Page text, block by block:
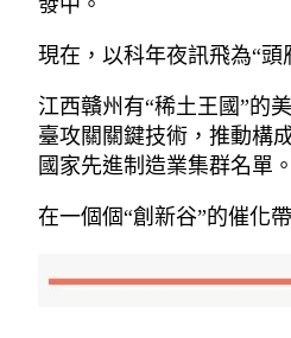
發中。
現在，以科年夜訊飛為“
江西贛州有“稀土王國”的
臺攻關關鍵技術，推動構
國家先進制造業集群名單。
在一個個“創新谷”的催化